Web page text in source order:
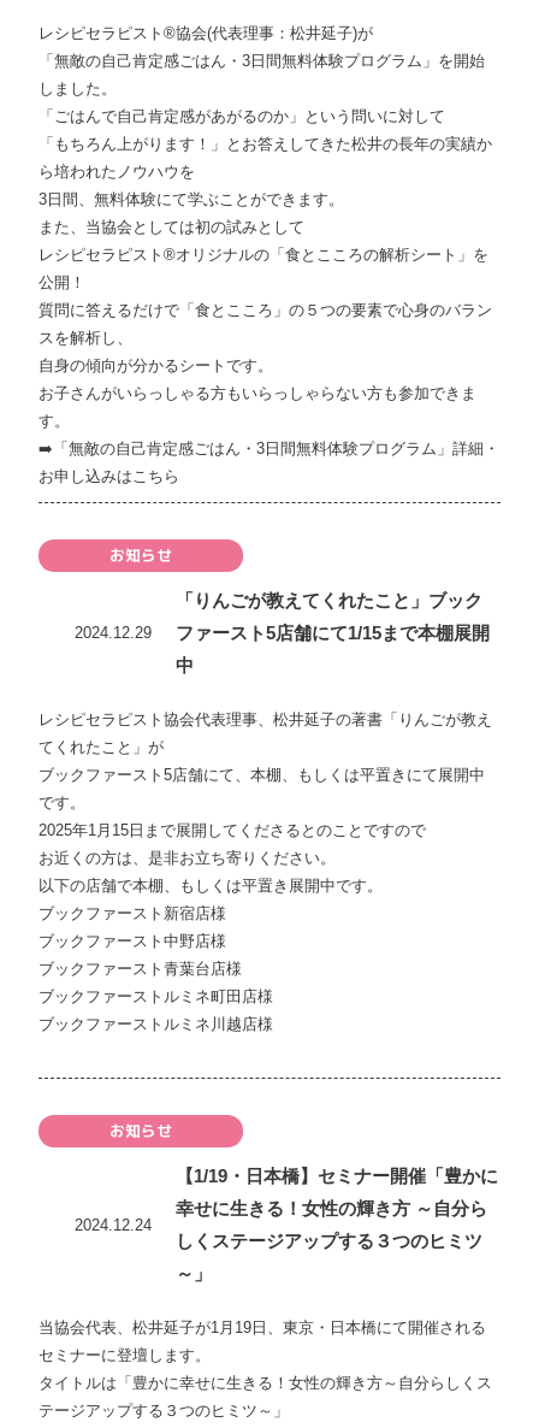
レシピセラピスト®協会(代表理事：松井延子)が
「無敵の自己肯定感ごはん・3日間無料体験プログラム」を開始
しました。
「ごはんで自己肯定感があがるのか」という問いに対して
「もちろん上がります！」とお答えしてきた松井の長年の実績か
ら培われたノウハウを
3日間、無料体験にて学ぶことができます。
また、当協会としては初の試みとして
レシピセラピスト®オリジナルの「食とこころの解析シート」を
公開！
質問に答えるだけで「食とこころ」の５つの要素で心身のバラン
スを解析し、
自身の傾向が分かるシートです。
お子さんがいらっしゃる方もいらっしゃらない方も参加できま
す。
➡️ 「無敵の自己肯定感ごはん・3日間無料体験プログラム」詳細・
お申し込みはこちら
お知らせ
2024.12.29
「りんごが教えてくれたこと」ブック
ファースト5店舗にて1/15まで本棚展開
中
レシピセラピスト協会代表理事、松井延子の著書「りんごが教え
てくれたこと」が
ブックファースト5店舗にて、本棚、もしくは平置きにて展開中
です。
2025年1月15日まで展開してくださるとのことですので
お近くの方は、是非お立ち寄りください。
以下の店舗で本棚、もしくは平置き展開中です。
ブックファースト新宿店様
ブックファースト中野店様
ブックファースト青葉台店様
ブックファーストルミネ町田店様
ブックファーストルミネ川越店様
お知らせ
2024.12.24
【1/19・日本橋】セミナー開催「豊かに
幸せに生きる！女性の輝き方 ～自分ら
しくステージアップする３つのヒミツ
～」
当協会代表、松井延子が1月19日、東京・日本橋にて開催される
セミナーに登壇します。
タイトルは「豊かに幸せに生きる！女性の輝き方～自分らしくス
テージアップする３つのヒミツ～」